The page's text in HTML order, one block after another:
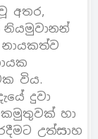
වූ අතර,
නියමුවානන්
විය.
දුවා
හා
උත්සාහ